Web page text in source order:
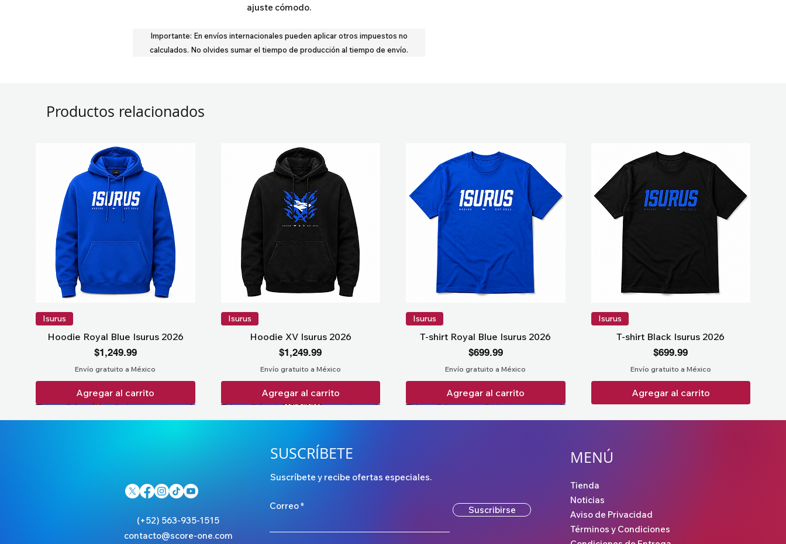
ajuste cómodo.
Importante: En envíos internacionales pueden aplicar otros impuestos no
calculados. No olvides sumar el tiempo de producción al tiempo de envío.
Productos relacionados
Isurus
Hoodie Royal Blue Isurus 2026
Precio
$1,249.99
Envío gratuito a México
Agregar al carrito
Isurus
Hoodie XV Isurus 2026
Precio
$1,249.99
Envío gratuito a México
Agregar al carrito
Isurus
T-shirt Royal Blue Isurus 2026
Precio
$699.99
Envío gratuito a México
Agregar al carrito
Isurus
T-shirt Black Isurus 2026
Precio
$699.99
Envío gratuito a México
Agregar al carrito
(+52) 563-935-1515
contacto@score-one.com
SUSCRÍBETE
Suscríbete y recibe ofertas especiales.
Correo Suscribirse
MENÚ
Tienda
Noticias
Aviso de Privacidad
Términos y Condiciones